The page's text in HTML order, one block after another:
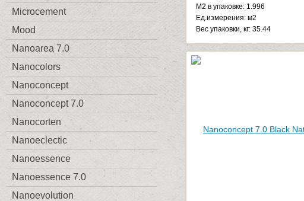
Microcement
Mood
Nanoarea 7.0
Nanocolors
Nanoconcept
Nanoconcept 7.0
Nanocorten
Nanoeclectic
Nanoessence
Nanoessence 7.0
Nanoevolution
М2 в упаковке: 1.996
Ед.измерения: м2
Веc упаковки, кг: 35.44